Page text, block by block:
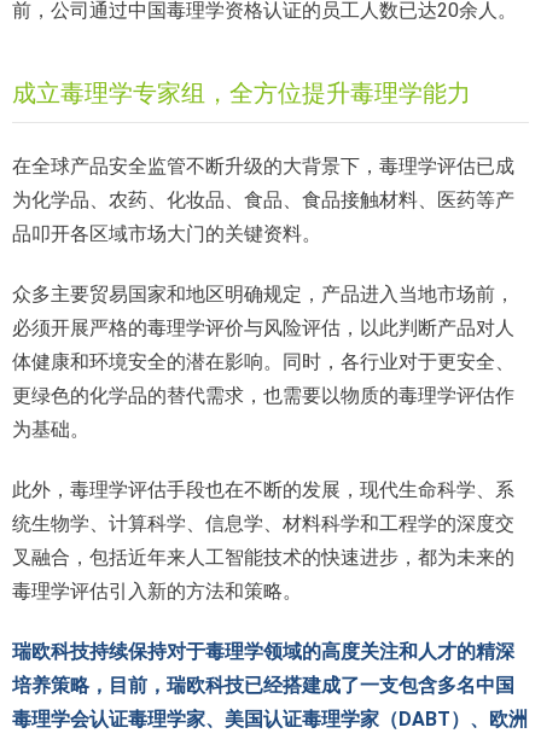
前，公司通过中国毒理学资格认证的员工人数已达20余人。
成立毒理学专家组，全方位提升毒理学能力
在全球产品安全监管不断升级的大背景下，毒理学评估已成
为化学品、农药、化妆品、食品、食品接触材料、医药等产
品叩开各区域市场大门的关键资料。
众多主要贸易国家和地区明确规定，产品进入当地市场前，
必须开展严格的毒理学评价与风险评估，以此判断产品对人
体健康和环境安全的潜在影响。同时，各行业对于更安全、
更绿色的化学品的替代需求，也需要以物质的毒理学评估作
为基础。
此外，毒理学评估手段也在不断的发展，现代生命科学、系
统生物学、计算科学、信息学、材料科学和工程学的深度交
叉融合，包括近年来人工智能技术的快速进步，都为未来的
毒理学评估引入新的方法和策略。
瑞欧科技持续保持对于毒理学领域的高度关注和人才的精深
培养策略，目前，瑞欧科技已经搭建成了一支包含多名中国
毒理学会认证毒理学家、美国认证毒理学家（DABT）、欧洲